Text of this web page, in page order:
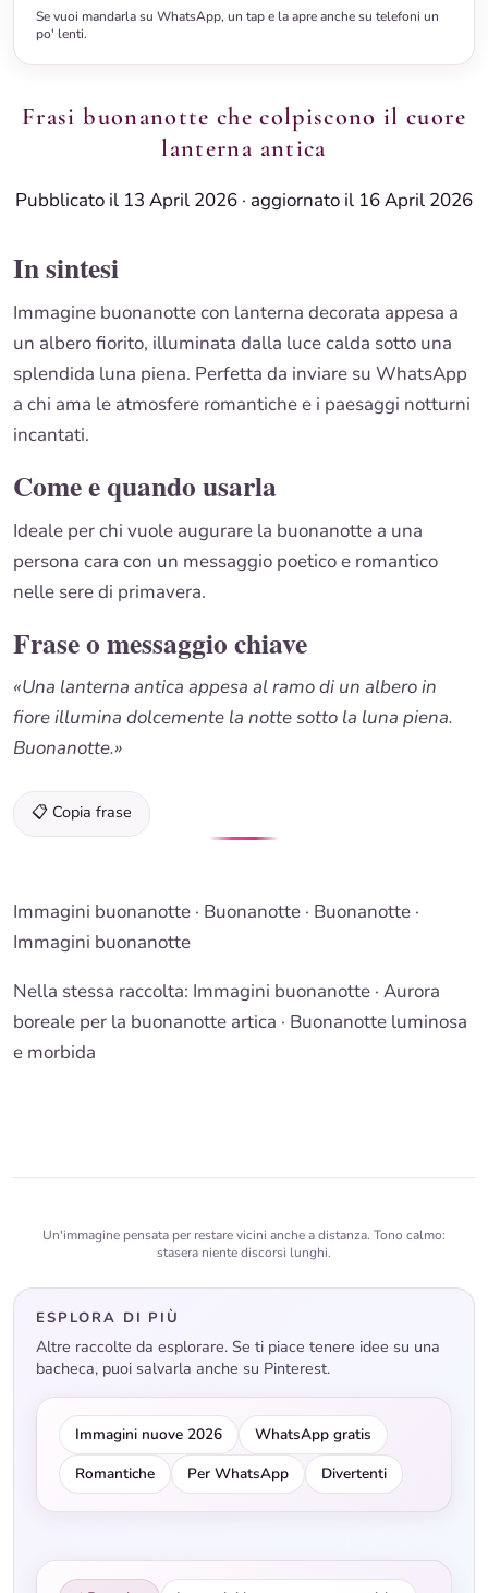
Se vuoi mandarla su WhatsApp, un tap e la apre anche su telefoni un
po' lenti.
Frasi buonanotte che colpiscono il cuore
lanterna antica
Pubblicato il 13 April 2026 · aggiornato il 16 April 2026
In sintesi
Immagine buonanotte con lanterna decorata appesa a
un albero fiorito, illuminata dalla luce calda sotto una
splendida luna piena. Perfetta da inviare su WhatsApp
a chi ama le atmosfere romantiche e i paesaggi notturni
incantati.
Come e quando usarla
Ideale per chi vuole augurare la buonanotte a una
persona cara con un messaggio poetico e romantico
nelle sere di primavera.
Frase o messaggio chiave
«Una lanterna antica appesa al ramo di un albero in
fiore illumina dolcemente la notte sotto la luna piena.
Buonanotte.»
📋 Copia frase
Immagini buonanotte · Buonanotte · Buonanotte ·
Immagini buonanotte
Nella stessa raccolta: Immagini buonanotte · Aurora
boreale per la buonanotte artica · Buonanotte luminosa
e morbida
Un'immagine pensata per restare vicini anche a distanza. Tono calmo:
stasera niente discorsi lunghi.
ESPLORA DI PIÙ
Altre raccolte da esplorare. Se ti piace tenere idee su una
bacheca, puoi salvarla anche su Pinterest.
Immagini nuove 2026
WhatsApp gratis
Romantiche
Per WhatsApp Divertenti